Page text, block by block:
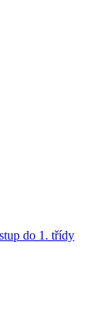
do 1. třídy